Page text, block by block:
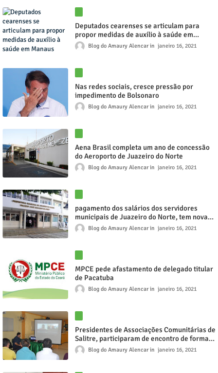
Deputados cearenses se articulam para
propor medidas de auxílio à saúde em
ManausBlog do Amaury Alencar janeiro 16, 2021
Nas redes sociais, cresce pressão por
impedimento de Bolsonaro
Blog do Amaury Alencar janeiro 16, 2021
Aena Brasil completa um ano de concessão
do Aeroporto de Juazeiro do Norte
Blog do Amaury Alencar janeiro 16, 2021
pagamento dos salários dos servidores
municipais de Juazeiro do Norte, tem nova
dataBlog do Amaury Alencar janeiro 16, 2021
MPCE pede afastamento de delegado titular
de Pacatuba
Blog do Amaury Alencar janeiro 16, 2021
Presidentes de Associações Comunitárias de
Salitre, participaram de encontro de forma
virtual com o coordenador estadual de
saneamento da secretaria de
Blog do Amaury Alencar janeiro 16, 2021